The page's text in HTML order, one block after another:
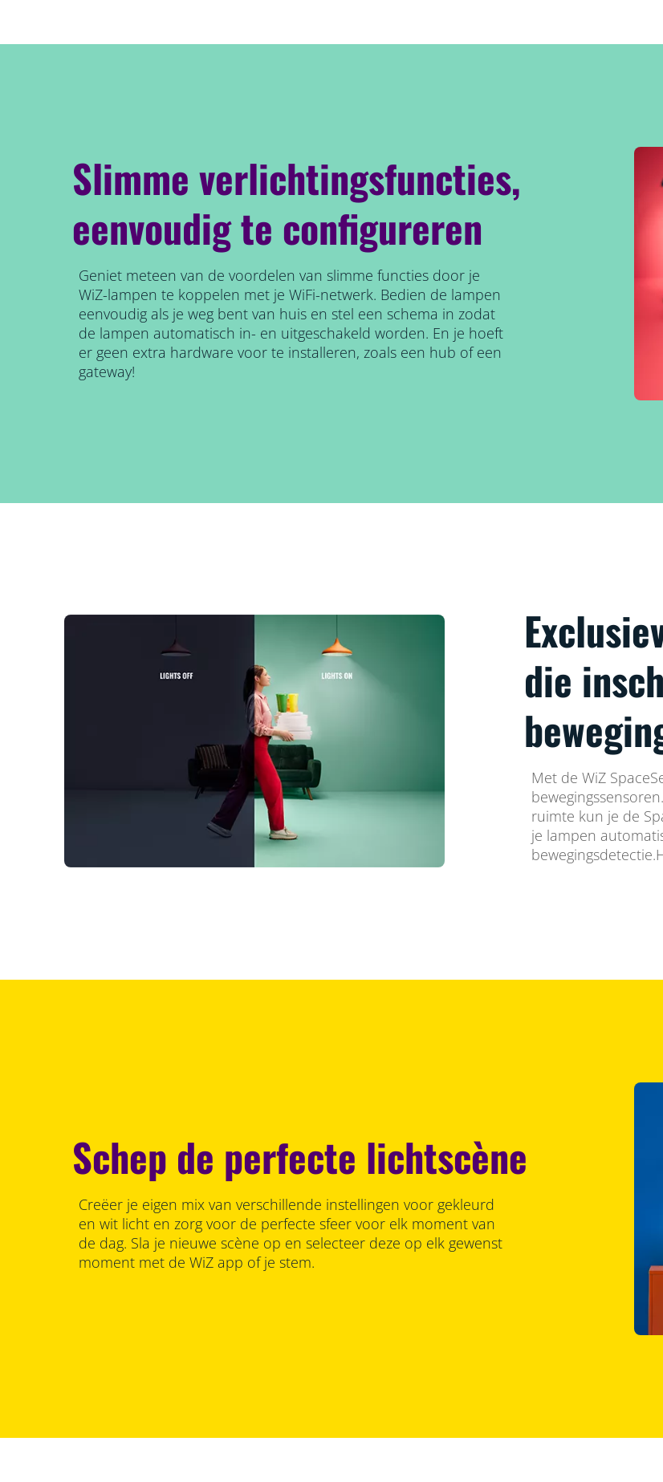
Slimme verlichtingsfuncties,
eenvoudig te configureren
Geniet meteen van de voordelen van slimme functies door je
WiZ-lampen te koppelen met je WiFi-netwerk. Bedien de lampen
eenvoudig als je weg bent van huis en stel een schema in zodat
de lampen automatisch in- en uitgeschakeld worden. En je hoeft
er geen extra hardware voor te installeren, zoals een hub of een
gateway!
die
Met de WiZ
ruimte kun je de
je lampen
Schep de perfecte lichtscène
Creëer je eigen mix van verschillende instellingen voor gekleurd
en wit licht en zorg voor de perfecte sfeer voor elk moment van
de dag. Sla je nieuwe scène op en selecteer deze op elk gewenst
moment met de WiZ app of je stem.